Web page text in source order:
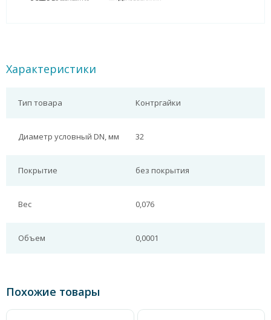
Характеристики
Тип товара Контргайки
Диаметр условный DN, мм 32
Покрытие без покрытия
Вес 0,076
Объем 0,0001
Похожие товары